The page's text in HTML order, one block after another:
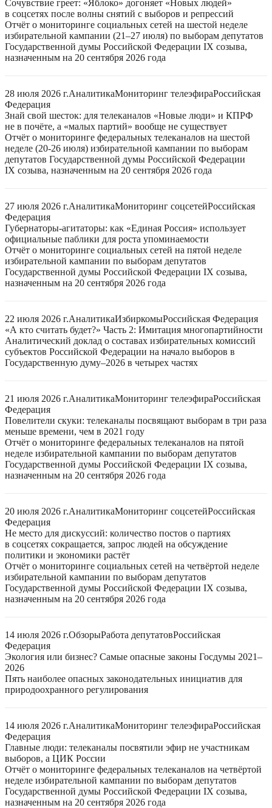
Сочувствие греет: «Яблоко» догоняет «Новых людей»
в соцсетях после волны снятий с выборов и репрессий
Отчёт о мониторинге социальных сетей на шестой неделе
избирательной кампании (21–27 июля) по выборам депутатов
Государственной думы Российской Федерации IX созыва,
назначенным на 20 сентября 2026 года
28 июля 2026 г.АналитикаМониторинг телеэфираРоссийская
Федерация
Знай свой шесток: для телеканалов «Новые люди» и КПРФ
не в почёте, а «малых партий» вообще не существует
Отчёт о мониторинге федеральных телеканалов на шестой
неделе (20-26 июля) избирательной кампании по выборам
депутатов Государственной думы Российской Федерации
IX созыва, назначенным на 20 сентября 2026 года
27 июля 2026 г.АналитикаМониторинг соцсетейРоссийская
Федерация
Губернаторы-агитаторы: как «Единая Россия» использует
официальные паблики для роста упоминаемости
Отчёт о мониторинге социальных сетей на пятой неделе
избирательной кампании по выборам депутатов
Государственной думы Российской Федерации IX созыва,
назначенным на 20 сентября 2026 года
22 июля 2026 г.АналитикаИзбиркомыРоссийская Федерация
«А кто считать будет?» Часть 2: Имитация многопартийности
Аналитический доклад о составах избирательных комиссий
субъектов Российской Федерации на начало выборов в
Государственную думу–2026 в четырех частях
21 июля 2026 г.АналитикаМониторинг телеэфираРоссийская
Федерация
Повелители скуки: телеканалы посвящают выборам в три раза
меньше времени, чем в 2021 году
Отчёт о мониторинге федеральных телеканалов на пятой
неделе избирательной кампании по выборам депутатов
Государственной думы Российской Федерации IX созыва,
назначенным на 20 сентября 2026 года
20 июля 2026 г.АналитикаМониторинг соцсетейРоссийская
Федерация
Не место для дискуссий: количество постов о партиях
в соцсетях сокращается, запрос людей на обсуждение
политики и экономики растёт
Отчёт о мониторинге социальных сетей на четвёртой неделе
избирательной кампании по выборам депутатов
Государственной думы Российской Федерации IX созыва,
назначенным на 20 сентября 2026 года
14 июля 2026 г.ОбзорыРабота депутатовРоссийская
Федерация
Экология или бизнес? Самые опасные законы Госдумы 2021–
2026
Пять наиболее опасных законодательных инициатив для
природоохранного регулирования
14 июля 2026 г.АналитикаМониторинг телеэфираРоссийская
Федерация
Главные люди: телеканалы посвятили эфир не участникам
выборов, а ЦИК России
Отчёт о мониторинге федеральных телеканалов на четвёртой
неделе избирательной кампании по выборам депутатов
Государственной думы Российской Федерации IX созыва,
назначенным на 20 сентября 2026 года